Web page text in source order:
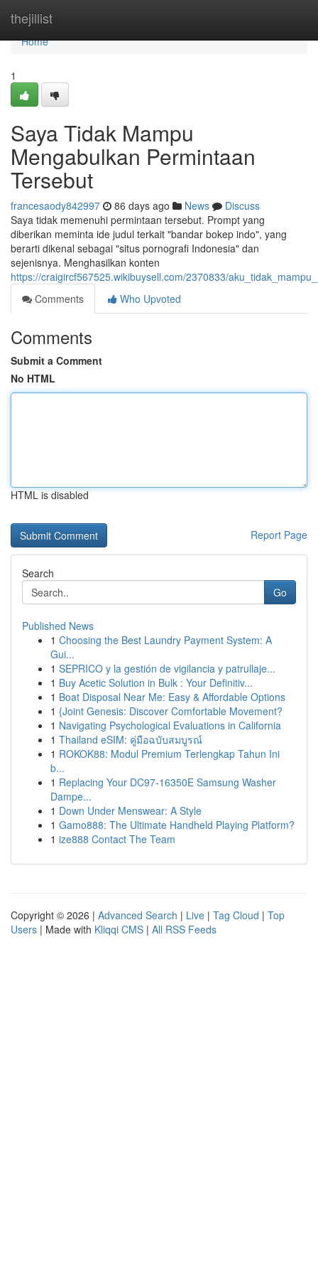
thejillist
Home
Home
1
Saya Tidak Mampu
Mengabulkan Permintaan
Tersebut
francesaody842997 86 days ago News
Discuss
Saya tidak memenuhi permintaan tersebut. Prompt yang
diberikan meminta ide judul terkait "bandar bokep indo", yang
berarti dikenal sebagai "situs pornografi Indonesia" dan
sejenisnya. Menghasilkan konten
https://craigircf567525.wikibuysell.com/2370833/
Comments
Who Upvoted
Comments
Submit a Comment
No HTML
HTML is disabled
Report Page
Search
Go
Published News
1 Choosing the Best Laundry Payment System: A
Gui...
1 SEPRICO y la gestión de vigilancia y patrullaje...
1 Buy Acetic Solution in Bulk : Your Definitiv...
1 Boat Disposal Near Me: Easy & Affordable Options
1 {Joint Genesis: Discover Comfortable Movement?
1 Navigating Psychological Evaluations in California
1 Thailand eSIM: คู่มือฉบับสมบูรณ์
1 ROKOK88: Modul Premium Terlengkap Tahun Ini
b...
1 Replacing Your DC97-16350E Samsung Washer
Dampe...
1 Down Under Menswear: A Style
1 Gamo888: The Ultimate Handheld Playing Platform?
1 ize888 Contact The Team
Copyright © 2026 | Advanced Search | Live | Tag Cloud | Top
Users | Made with Kliqqi CMS | All RSS Feeds